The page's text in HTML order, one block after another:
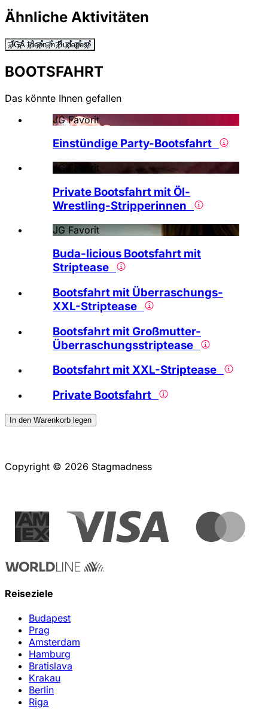
Ähnliche Aktivitäten
JGA Ideen in Budapest
BOOTSFAHRT
Das könnte Ihnen gefallen
JG Favorit
Einstündige Party-Bootsfahrt
JG Favorit
Private Bootsfahrt mit Öl-
Wrestling-Stripperinnen
JG Favorit
Buda-licious Bootsfahrt mit
Striptease
Bootsfahrt mit Überraschungs-
XXL-Striptease
Bootsfahrt mit Großmutter-
Überraschungsstriptease
Bootsfahrt mit XXL-Striptease
Private Bootsfahrt
In den Warenkorb legen
Copyright © 2026 Stagmadness
Reiseziele
Budapest
Prag
Amsterdam
Hamburg
Bratislava
Krakau
Berlin
Riga